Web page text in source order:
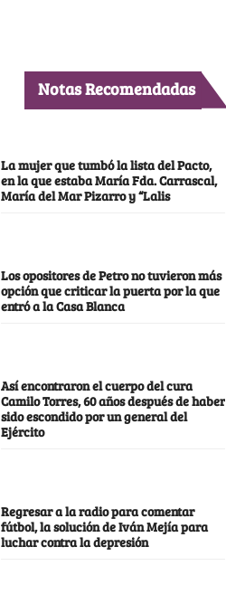
Notas Recomendadas
La mujer que tumbó la lista del Pacto,
en la que estaba María Fda. Carrascal,
María del Mar Pizarro y “Lalis
Los opositores de Petro no tuvieron más
opción que criticar la puerta por la que
entró a la Casa Blanca
Así encontraron el cuerpo del cura
Camilo Torres, 60 años después de haber
sido escondido por un general del
Ejército
Regresar a la radio para comentar
fútbol, la solución de Iván Mejía para
luchar contra la depresión